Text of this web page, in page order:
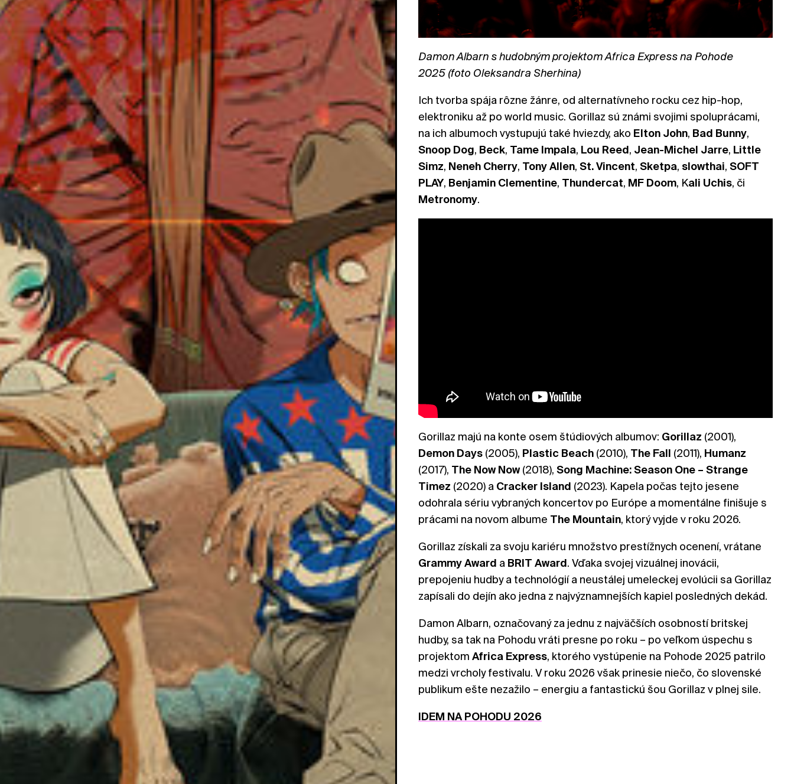
Damon Albarn s hudobným projektom Africa Express na Pohode
2025 (foto Oleksandra Sherhina)
Ich tvorba spája rôzne žánre, od alternatívneho rocku cez hip-hop,
elektroniku až po world music. Gorillaz sú známi svojimi spoluprácami,
na ich albumoch vystupujú také hviezdy, ako Elton John, Bad Bunny,
Snoop Dog, Beck, Tame Impala, Lou Reed, Jean-Michel Jarre, Little
Simz, Neneh Cherry, TonyAllen, St. Vincent, Sketpa, slowthai, SOFT
PLAY, Benjamin Clementine, Thundercat, MF Doom, Kali Uchis, či
Metronomy.
Gorillaz majú na konte osem štúdiových albumov: Gorillaz (2001),
Demon Days (2005), Plastic Beach (2010), The Fall (2011), Humanz
(2017), The Now Now (2018), Song Machine: Season One – Strange
Timez (2020) a Cracker Island (2023). Kapela počas tejto jesene
odohrala sériu vybraných koncertov po Európe a momentálne finišuje s
prácami na novom albume The Mountain, ktorý vyjde v roku 2026.
Gorillaz získali za svoju kariéru množstvo prestížnych ocenení, vrátane
GrammyAward a BRIT Award. Vďaka svojej vizuálnej inovácii,
prepojeniu hudby a technológií a neustálej umeleckej evolúcii sa Gorillaz
zapísali do dejín ako jedna z najvýznamnejších kapiel posledných dekád.
Damon Albarn, označovaný za jednu z najväčších osobností britskej
hudby, sa tak na Pohodu vráti presne po roku – po veľkom úspechu s
projektom Africa Express, ktorého vystúpenie na Pohode 2025 patrilo
medzi vrcholy festivalu. V roku 2026 však prinesie niečo, čo slovenské
publikum ešte nezažilo – energiu a fantastickú šou Gorillaz v plnej sile.
IDEM NA POHODU 2026